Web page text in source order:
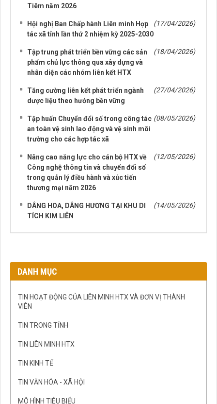
Tiêm năm 2026
Hội nghị Ban Chấp hành Liên minh Hợp
tác xã tỉnh lần thứ 2 nhiệm kỳ 2025-2030
(17/04/2026)
Tập trung phát triển bền vững các sản
phẩm chủ lực thông qua xây dựng và
nhân diện các nhóm liên kết HTX
(18/04/2026)
Tăng cường liên kết phát triển ngành
dược liệu theo hướng bền vững
(27/04/2026)
Tập huấn Chuyển đổi số trong công tác
an toàn vệ sinh lao động và vệ sinh môi
trường cho các hợp tác xã
(08/05/2026)
Nâng cao năng lực cho cán bộ HTX về
Công nghệ thông tin và chuyển đổi số
trong quản lý điều hành và xúc tiến
thương mại năm 2026
(12/05/2026)
DÂNG HOA, DÂNG HƯƠNG TẠI KHU DI
TÍCH KIM LIÊN
(14/05/2026)
DANH MỤC
TIN HOẠT ĐỘNG CỦA LIÊN MINH HTX VÀ ĐƠN VỊ THÀNH
VIÊN
TIN TRONG TỈNH
TIN LIÊN MINH HTX
TIN KINH TẾ
TIN VĂN HÓA - XÃ HỘI
MÔ HÌNH TIÊU BIỂU